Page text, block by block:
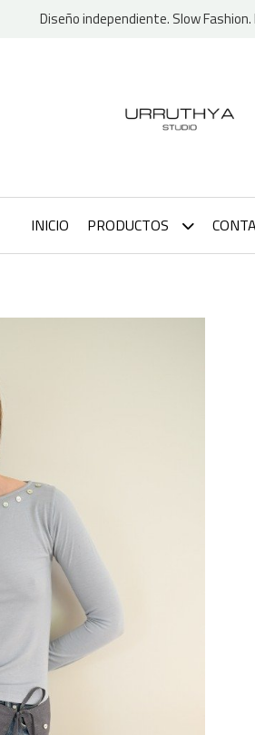
Diseño independiente. Slow
INICIO PRODUCTOS